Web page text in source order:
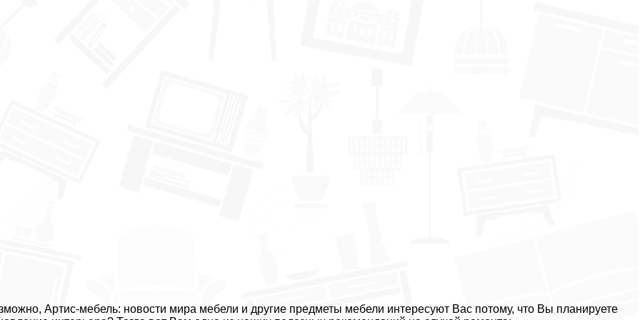
Артис-мебель: новости мира мебели и другие предметы мебели интересуют Вас потому, что Вы планируете